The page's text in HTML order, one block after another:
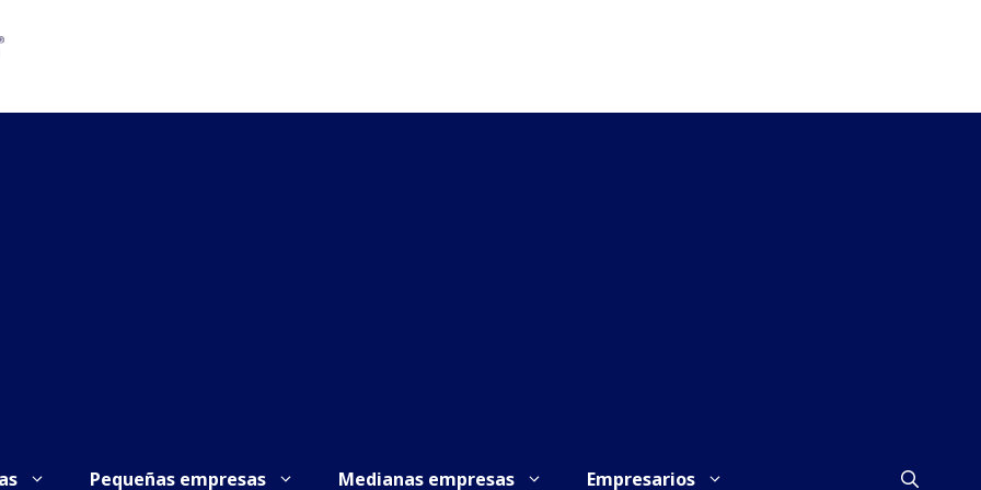
Pequeñas empresas Medianas empresas Empresarios